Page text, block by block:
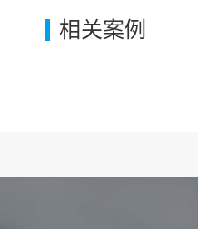
相关案例